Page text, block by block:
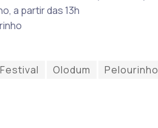
a partir das 13h
Festival Olodum Pelourinho